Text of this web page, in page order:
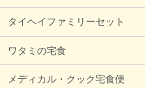
タイヘイファミリーセット
ワタミの宅食
メディカル・クック宅食便